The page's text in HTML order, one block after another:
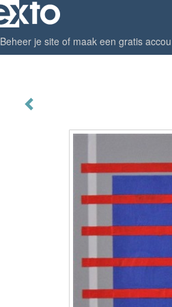
Beheer je site of maak een gratis